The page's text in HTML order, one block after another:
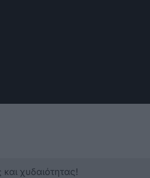
χυδαιότητας!